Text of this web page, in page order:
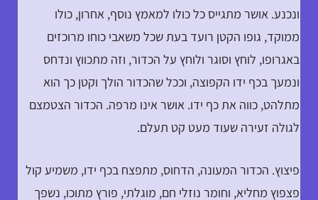
ונכנע. אושר מתגייס כל כולו למאמץ נוסף, אחרון, כולו
ממוקד, גופו הקטן רועד בעת שכל משאבי כוחו מרוכזים
באגרופו, לוחץ וסוגר ולוחץ על הכדור, וזה מתכווץ ונדחס
ונמעך בכף ידו הקפוצה, וככל שהכדור הולך וקטן כך הוא
מתלהט, כווה את כף ידו. אושר אינו מרפה. הכדור הצטמצם
לגולה זעירה שעוד מעט קט תעלם.
פיצוץ. הכדור המעונה, הדחוס, מתפצח בכף ידו, משמיע קול
פצפוץ מחליא, וחומר נוזלי חם, מוגלתי, פורץ מתוכו, נשפך